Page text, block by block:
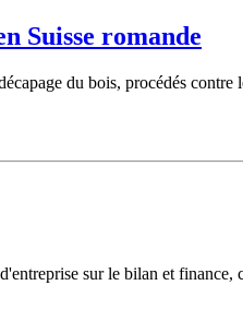
Suisse romande
du bois, procédés
sur le bilan et